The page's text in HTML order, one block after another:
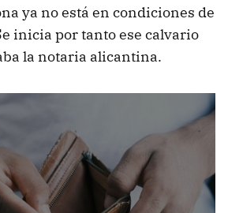
ya no está en condiciones de
inicia por tanto ese calvario
la notaria alicantina.